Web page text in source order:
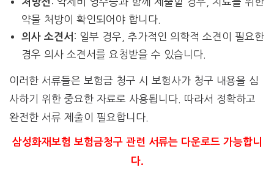
약물 처방이 확인되어야 합니다.
의사 소견서 : 일부 경우, 추가적인 의학적 소견이 필요한
경우 의사 소견서를 요청받을 수 있습니다.
이러한 서류들은 보험금 청구 시 보험사가 청구 내용을 심
사하기 위한 중요한 자료로 사용됩니다. 따라서 정확하고
완전한 서류 제출이 필요합니다.
삼성화재보험 보험금청구 관련 서류는 다운로드 가능합니
다.